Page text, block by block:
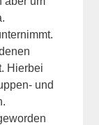
Hierbei
und